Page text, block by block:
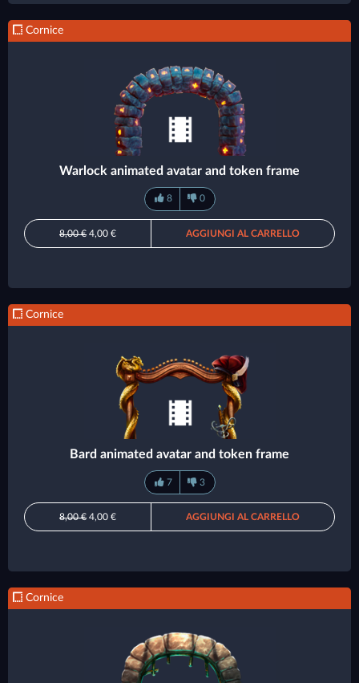
Cornice
Warlock animated avatar and token frame
8 0
8,00 € 4,00 € AGGIUNGI AL CARRELLO
Cornice
Bard animated avatar and token frame
7 3
8,00 € 4,00 € AGGIUNGI AL CARRELLO
Cornice